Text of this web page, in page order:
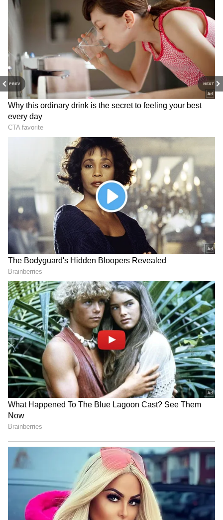
PREV NEXT
Related Articles
Raincoat: వర్షంలో బయటకు వెళ్తుంటారా.? ఈ బాల్
ఉంటే చాలు అస్స‌లు త‌డ‌వ‌రు
దేశంలో పెరుగుతోన్న వివాహేత‌ర సంబంధాలు..
హైద‌రాబాద్ స్థానం ఏంటో తెలిస్తే షాక్ అవ్వాల్సిందే
Image Credit :Getty
తైవాన్, దక్షిణాఫ్రికా ఆర్థిక వ్యవస్థలతో పోలిస్తే..
ఆసియాలో ప్రముఖ టెక్నాలజీ కేంద్రంగా గుర్తింపు పొందిన
తైవాన్ వార్షిక జీడీపీ సుమారు 976 బిలియన్ డాలర్లుగా
అంచనా. మస్క్ సంపద దానికంటే ఎక్కువగా ఉంది. అలాగే
ఆయన జన్మస్థలం అయిన సౌత్ ఆఫ్రికా జీడీపీ సుమారు
480 బిలియన్ డాలర్ల పరిధిలో ఉండగా, మస్క్ సంపద
దానికి రెండింతలకు పైగానే ఉందని నివేదికలు
సూచిస్తున్నాయి.